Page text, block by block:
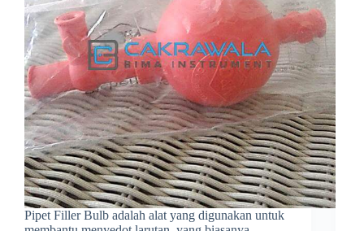
Pipet Filler Bulb adalah alat yang digunakan untuk